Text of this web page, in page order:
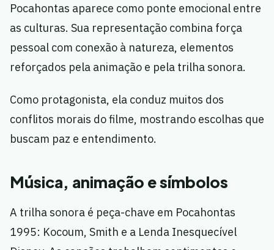
Pocahontas aparece como ponte emocional entre
as culturas. Sua representação combina força
pessoal com conexão à natureza, elementos
reforçados pela animação e pela trilha sonora.
Como protagonista, ela conduz muitos dos
conflitos morais do filme, mostrando escolhas que
buscam paz e entendimento.
Música, animação e símbolos
A trilha sonora é peça-chave em Pocahontas
1995: Kocoum, Smith e a Lenda Inesquecível